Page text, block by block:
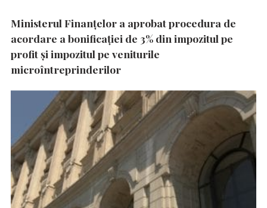
Ministerul Finanțelor a aprobat procedura de
acordare a bonificației de 3% din impozitul pe
profit și impozitul pe veniturile
microîntreprinderilor